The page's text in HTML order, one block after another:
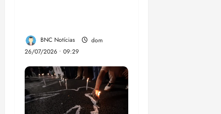
BNC Notícias
dom
26/07/2026 • 09:29